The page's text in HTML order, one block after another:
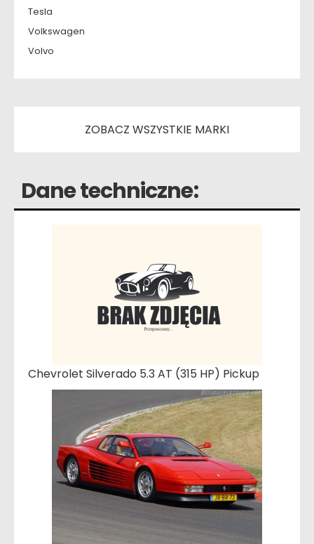
Tesla
Volkswagen
Volvo
ZOBACZ WSZYSTKIE MARKI
Dane techniczne:
Chevrolet Silverado 5.3 AT (315 HP) Pickup